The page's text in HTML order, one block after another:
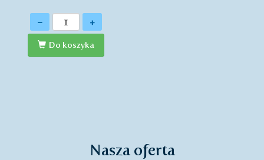
Ilość
- +
Do koszyka
Nasza oferta